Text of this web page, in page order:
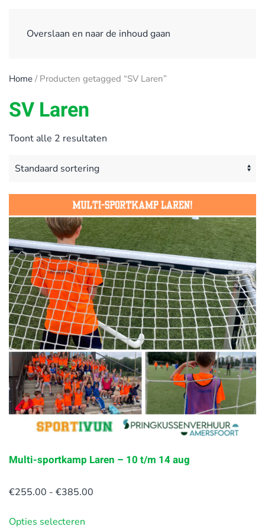
Overslaan en naar de inhoud gaan
Home / Producten getagged “SV Laren”
SV Laren
Toont alle 2 resultaten
Multi-sportkamp Laren – 10 t/m 14 aug
€255.00 - €385.00
Opties selecteren
product
heeft
meerdere
variaties.
Deze
optie
kan
gekozen
worden
op
de
productpagina